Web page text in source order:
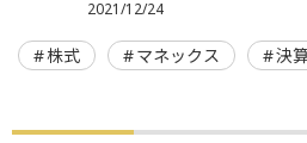
2021/12/24
株式 マネックス 決